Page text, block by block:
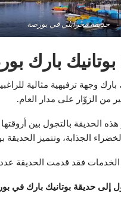
حديقة محرابلي في بورصة
بارك
بارك وجهة ترفيهية مثالية
من الزوّار على مدار العام.
هذه الحديقة بالتجول بين
الجذابة، وتتميز
فقد قدمت الحديقة
بوتانيك بارك في بورصة من الساعة 9 صباحاً إلى إلى الساعة 9